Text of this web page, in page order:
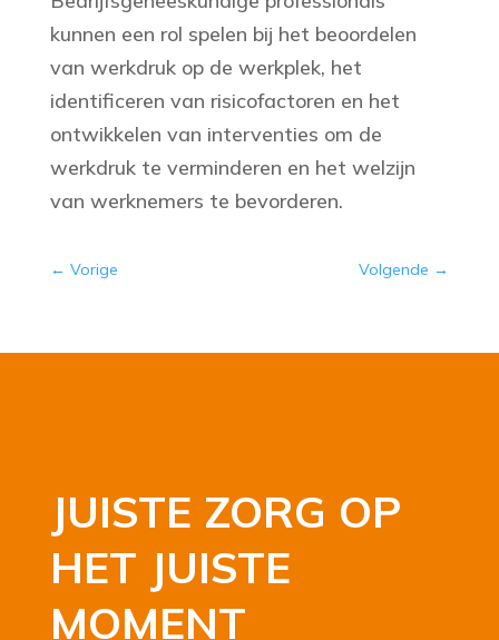
kunnen een rol spelen bij het beoordelen
van werkdruk op de werkplek, het
identificeren van risicofactoren en het
ontwikkelen van interventies om de
werkdruk te verminderen en het welzijn
van werknemers te bevorderen.
← Vorige Volgende →
JUISTE ZORG OP
HET JUISTE
MOMENT